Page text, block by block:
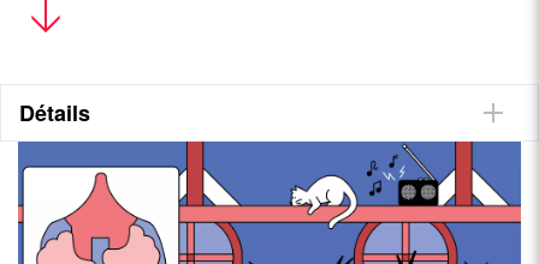
der HEAD in Genf und begeistert sich für Kinderliteratur und
französischen Haut-Jura, nahe der Schweizer Grenze.
Détails